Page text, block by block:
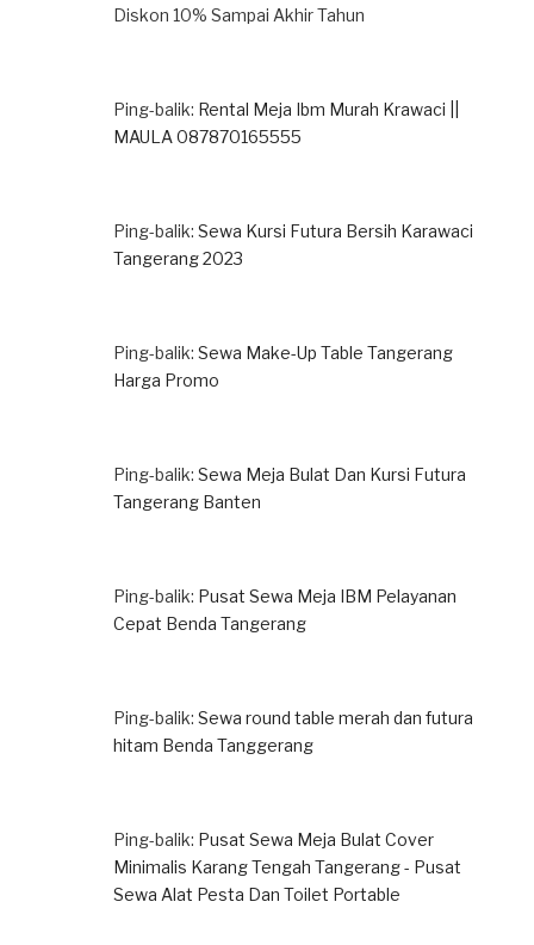
Diskon 10% Sampai Akhir Tahun
Ping-balik: Rental Meja Ibm Murah Krawaci ||
MAULA 087870165555
Ping-balik: Sewa Kursi Futura Bersih Karawaci
Tangerang 2023
Ping-balik: Sewa Make-Up Table Tangerang
Harga Promo
Ping-balik: Sewa Meja Bulat Dan Kursi Futura
Tangerang Banten
Ping-balik: Pusat Sewa Meja IBM Pelayanan
Cepat Benda Tangerang
Ping-balik: Sewa round table merah dan futura
hitam Benda Tanggerang
Ping-balik: Pusat Sewa Meja Bulat Cover
Minimalis Karang Tengah Tangerang - Pusat
Sewa Alat Pesta Dan Toilet Portable